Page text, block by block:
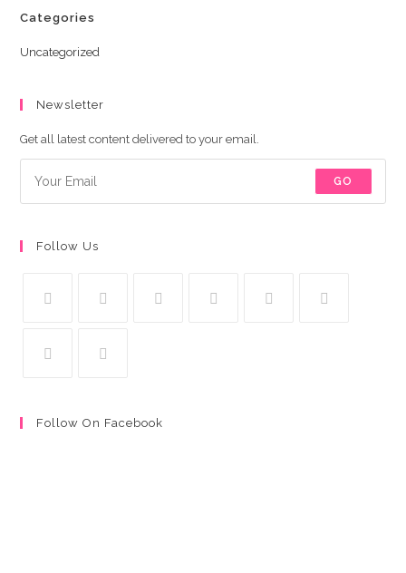
Categories
Uncategorized
Newsletter
Get all latest content delivered to your email.
GO
Follow Us
Follow On Facebook